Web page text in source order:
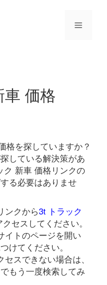
メ
価格
格を探していますか？
している解決策があ
ク 新車 価格リンクの
る必要はありませ
ンクから3t トラック
セスしてください。
イトのページを開い
けてください。
スできない場合は、
もう一度検索してみ